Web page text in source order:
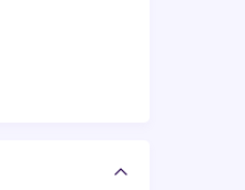
Arte